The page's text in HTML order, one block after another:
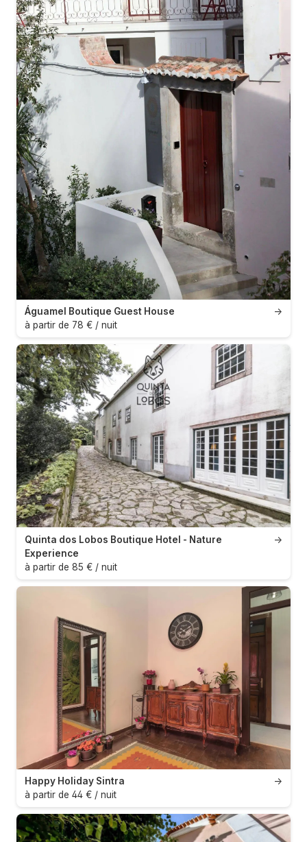
→
Águamel Boutique Guest House
à partir de 78 € / nuit
→
Quinta dos Lobos Boutique Hotel - Nature
Experience
à partir de 85 € / nuit
→
Happy Holiday Sintra
à partir de 44 € / nuit